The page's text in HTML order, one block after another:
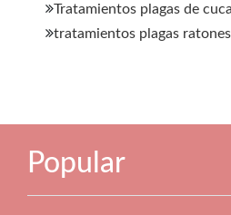
Tratamientos plagas de
tratamientos plagas
Popular